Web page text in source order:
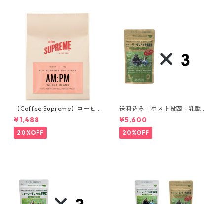
【Coffee Supreme】コーヒ
ー豆／AM:PM Blend 150g
¥1,488
20%OFF
送料込み：ポスト投函：乳酸
菌入りニュージーランドの大
麦若葉 90g 3袋セット
¥5,600
20%OFF